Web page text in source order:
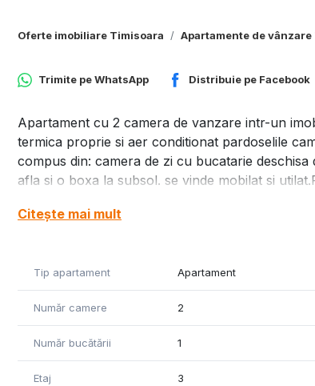
Oferte imobiliare Timisoara Apartamente de
Trimite peWhatsApp Distribuie pe Facebook
Apartament cu 2 camera de vanzare intr-un
termica proprie si aer conditionat pardoselile
compus din: camera de zi cu bucatarie
afla si o boxa la subsol. se vinde mobilat si
Citește mai mult
Tip apartament Apartament
Număr camere 2
Număr bucătării 1
Etaj 3